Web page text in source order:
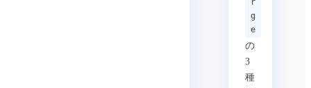
g
e
の
3
種